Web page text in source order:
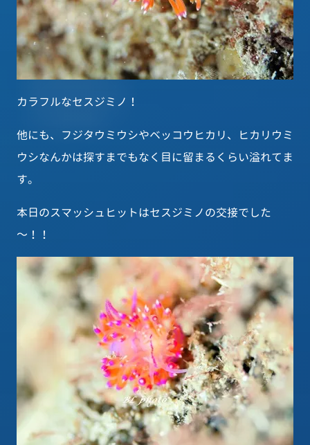
カラフルなセスジミノ！
他にも、フジタウミウシやベッコウヒカリ、ヒカリウミ
ウシなんかは探すまでもなく目に留まるくらい溢れてま
す。
本日のスマッシュヒットはセスジミノの交接でした
～！！